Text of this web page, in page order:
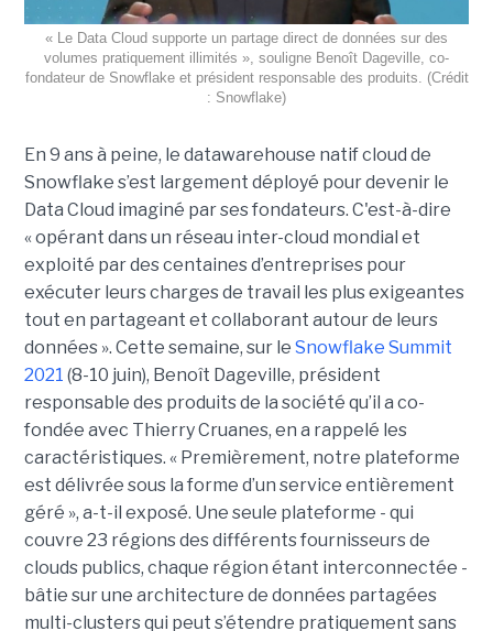
« Le Data Cloud supporte un partage direct de données sur des
volumes pratiquement illimités », souligne Benoît Dageville, co-
fondateur de Snowflake et président responsable des produits. (Crédit
: Snowflake)
En 9 ans à peine, le datawarehouse natif cloud de
Snowflake s’est largement déployé pour devenir le
Data Cloud imaginé par ses fondateurs. C'est-à-dire
« opérant dans un réseau inter-cloud mondial et
exploité par des centaines d’entreprises pour
exécuter leurs charges de travail les plus exigeantes
tout en partageant et collaborant autour de leurs
données ». Cette semaine, sur le Snowflake Summit
2021 (8-10 juin), Benoît Dageville, président
responsable des produits de la société qu’il a co-
fondée avec Thierry Cruanes, en a rappelé les
caractéristiques. « Premièrement, notre plateforme
est délivrée sous la forme d’un service entièrement
géré », a-t-il exposé. Une seule plateforme - qui
couvre 23 régions des différents fournisseurs de
clouds publics, chaque région étant interconnectée -
bâtie sur une architecture de données partagées
multi-clusters qui peut s’étendre pratiquement sans